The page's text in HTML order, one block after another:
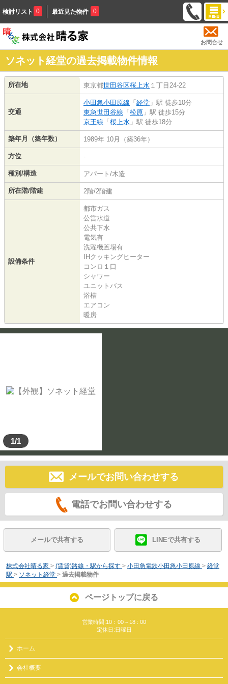
検討リスト 0 最近見た物件 0
お問合せ
ソネット経堂の過去掲載物件情報
所在地 東京都世田谷区桜上水 １丁目24-22
交通
小田急小田原線 「 経堂 」駅 徒歩10分
東急世田谷線 「 松原 」駅 徒歩15分
京王線 「 桜上水 」駅 徒歩18分
築年月（築年数） 1989年 10月（築36年）
方位 -
種別/構造 アパート/木造
所在階/階建 2階/2階建
設備条件
都市ガス
公営水道
公共下水
電気有
洗濯機置場有
IHクッキングヒーター
コンロ１口
シャワー
ユニットバス
浴槽
エアコン
暖房
1/1
メールでお問い合わせする
電話でお問い合わせする
メールで共有する LINEで共有する
株式会社晴る家 > (賃貸)路線・駅から探す > 小田急電鉄小田急小田原線 > 経堂
駅 > ソネット経堂 > 過去掲載物件
ページトップに戻る
営業時間:10：00～18 : 00
定休日:日曜日
ホーム
会社概要